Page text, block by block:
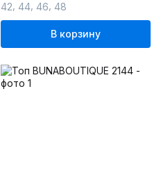
42 44 46 48
В корзину